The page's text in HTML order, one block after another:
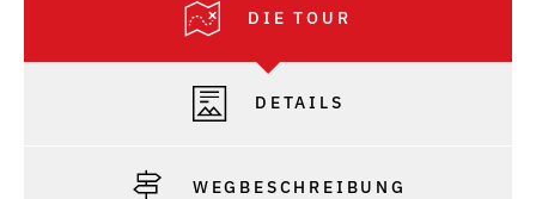
DIE TOUR
DETAILS
WEGBESCHREIBUNG